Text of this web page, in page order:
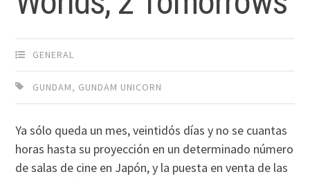
GENERAL
GUNDAM, GUNDAM UNICORN
Ya sólo queda un mes, veintidós días y no se cuantas
horas hasta su proyección en un determinado número
de salas de cine en Japón, y la puesta en venta de las